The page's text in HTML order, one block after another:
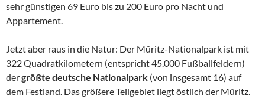
sehr günstigen 69 Euro bis zu 200 Euro pro Nacht und
Appartement.
Jetzt aber raus in die Natur: Der Müritz-Nationalpark ist mit
322 Quadratkilometern (entspricht 45.000 Fußballfeldern)
dergrößte deutsche Nationalpark (von insgesamt 16) auf
dem Festland. Das größere Teilgebiet liegt östlich der Müritz.